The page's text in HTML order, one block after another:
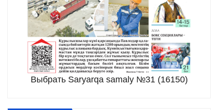
Выбрать Saryarqa samaly №31 (16150)